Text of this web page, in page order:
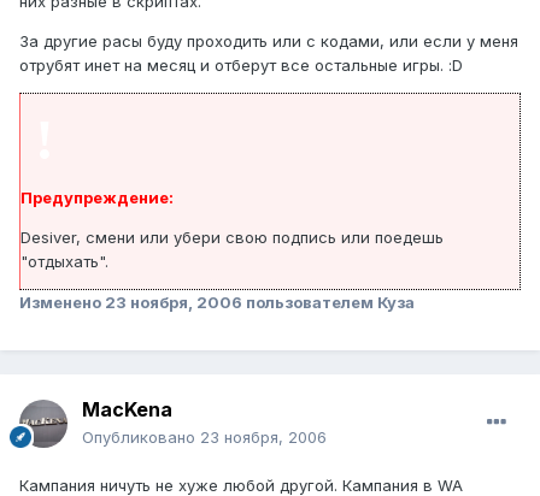
За другие расы буду проходить или с кодами, или если у меня
отрубят инет на месяц и отберут все остальные игры. :D
Предупреждение:
Desiver, смени или убери свою подпись или поедешь
"отдыхать".
Изменено 23 ноября, 2006 пользователем Куза
MacKena
Опубликовано 23 ноября, 2006
Кампания ничуть не хуже любой другой. Кампания в WA